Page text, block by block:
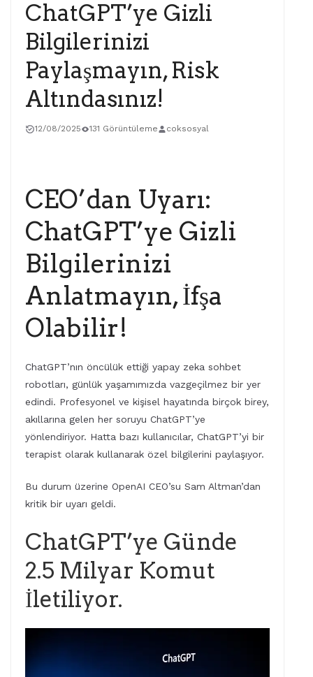
ChatGPT’ye Gizli
Bilgilerinizi
Paylaşmayın, Risk
Altındasınız!
12/08/2025 131 Görüntüleme coksosyal
CEO’dan Uyarı:
ChatGPT’ye Gizli
Bilgilerinizi
Anlatmayın, İfşa
Olabilir!
ChatGPT’nın öncülük ettiği yapay zeka sohbet
robotları, günlük yaşamımızda vazgeçilmez bir yer
edindi. Profesyonel ve kişisel hayatında birçok birey,
akıllarına gelen her soruyu ChatGPT’ye
yönlendiriyor. Hatta bazı kullanıcılar, ChatGPT’yi bir
terapist olarak kullanarak özel bilgilerini paylaşıyor.
Bu durum üzerine OpenAI CEO’su Sam Altman’dan
kritik bir uyarı geldi.
ChatGPT’ye Günde
2.5 Milyar Komut
İletiliyor.